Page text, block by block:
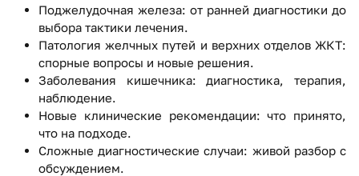
Поджелудочная железа: от ранней диагностики до
выбора тактики лечения.
Патология желчных путей и верхних отделов ЖКТ:
спорные вопросы и новые решения.
Заболевания кишечника: диагностика, терапия,
наблюдение.
Новые клинические рекомендации: что принято,
что на подходе.
Сложные диагностические случаи: живой разбор с
обсуждением.